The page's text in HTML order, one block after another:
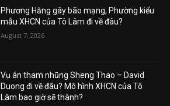
Phương Hằng gây bão mạng, Phường kiểu
mẫu XHCN của Tô Lâm đi về đâu?
August 7, 2026
Vụ án tham nhũng Sheng Thao – David
Duong đi về đâu? Mô hình XHCN của Tô
Lâm bao giờ sẽ thành?